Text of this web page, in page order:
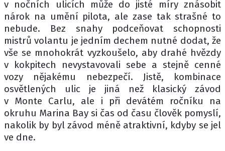
v nočních ulicích může do jisté míry znásobit
nárok na umění pilota, ale zase tak strašné to
nebude. Bez snahy podceňovat schopnosti
mistrů volantu je jedním dechem nutné dodat, že
vše se mnohokrát vyzkoušelo, aby drahé hvězdy
v kokpitech nevystavovali sebe a stejně cenné
vozy nějakému nebezpečí. Jistě, kombinace
osvětlených ulic je jiná než klasický závod
v Monte Carlu, ale i při devátém ročníku na
okruhu Marina Bay si čas od času člověk pomyslí,
nakolik by byl závod méně atraktivní, kdyby se jel
ve dne.